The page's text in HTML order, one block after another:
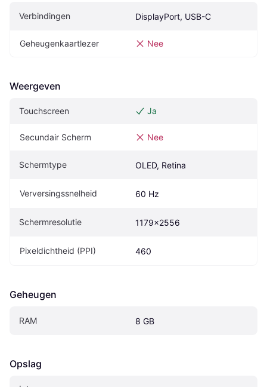
Verbindingen DisplayPort, USB-C
Geheugenkaartlezer Nee
Weergeven
Touchscreen Ja
Secundair Scherm Nee
Schermtype OLED, Retina
Verversingssnelheid 60 Hz
Schermresolutie 1179x2556
Pixeldichtheid (PPI) 460
Geheugen
RAM 8 GB
Opslag